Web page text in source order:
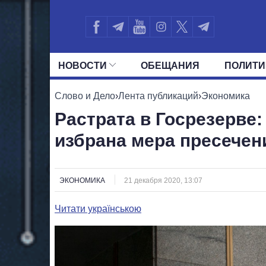
НОВОСТИ ОБЕЩАНИЯ
ВСЕ ПОЛИТИКИ ПРЕЗИДЕНТ И
Слово и Дело›Лента публикаций›Экономика
Растрата в
избрана мера
ЭКОНОМИКА 21 декабря 2020, 13:07
Читати українською